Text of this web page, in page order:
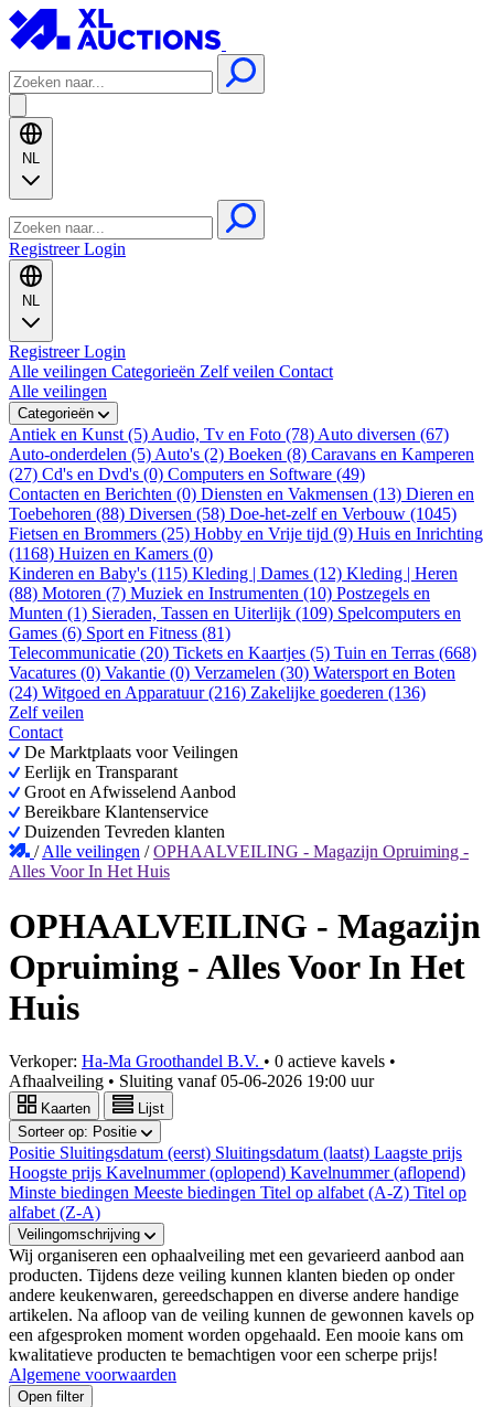
NL
RegistreerLogin
NL
RegistreerLogin
Alle veilingen Categorieën Zelf veilen Contact
Alle veilingen
Categorieën
Antiek en Kunst (5) Audio, Tv en Foto (78) Auto diversen (67)
Auto-onderdelen (5) Auto's (2) Boeken (8) Caravans en Kamperen
(27) Cd's en Dvd's (0) Computers en Software (49)
Contacten en Berichten (0) Diensten en Vakmensen (13) Dieren en
Toebehoren (88) Diversen (58) Doe-het-zelf en Verbouw (1045)
Fietsen en Brommers (25) Hobby en Vrije tijd (9) Huis en Inrichting
(1168) Huizen en Kamers (0)
Kinderen en Baby's (115) Kleding | Dames (12) Kleding | Heren
(88) Motoren (7) Muziek en Instrumenten (10) Postzegels en
Munten (1) Sieraden, Tassen en Uiterlijk (109) Spelcomputers en
Games (6) Sport en Fitness (81)
Telecommunicatie (20) Tickets en Kaartjes (5) Tuin en Terras (668)
Vacatures (0) Vakantie (0) Verzamelen (30) Watersport en Boten
(24) Witgoed en Apparatuur (216) Zakelijke goederen (136)
Zelf veilen
Contact
De Marktplaats voor Veilingen
Eerlijk en Transparant
Groot en Afwisselend Aanbod
Bereikbare Klantenservice
Duizenden Tevreden klanten
/Alle veilingen /OPHAALVEILING - Magazijn Opruiming -
Alles Voor In Het Huis
OPHAALVEILING - Magazijn
Opruiming - Alles Voor In Het
Huis
Verkoper: Ha-Ma Groothandel B.V. • 0 actieve kavels •
Afhaalveiling • Sluiting vanaf05-06-2026 19:00 uur
Kaarten
Lijst
Sorteer op: Positie
Positie Sluitingsdatum (eerst) Sluitingsdatum (laatst) Laagste prijs
Hoogste prijs Kavelnummer (oplopend) Kavelnummer (aflopend)
Minste biedingen Meeste biedingen Titel op alfabet (A-Z) Titel op
alfabet (Z-A)
Veilingomschrijving
Wij organiseren een ophaalveiling met een gevarieerd aanbod aan
producten. Tijdens deze veiling kunnen klanten bieden op onder
andere keukenwaren, gereedschappen en diverse andere handige
artikelen. Na afloop van de veiling kunnen de gewonnen kavels op
een afgesproken moment worden opgehaald. Een mooie kans om
kwalitatieve producten te bemachtigen voor een scherpe prijs!
Algemene voorwaarden
Open filter